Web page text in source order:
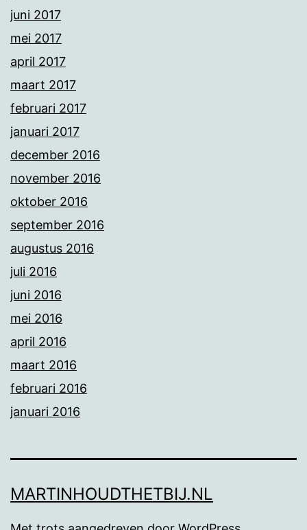
juni 2017
mei 2017
april 2017
maart 2017
februari 2017
januari 2017
december 2016
november 2016
oktober 2016
september 2016
augustus 2016
juli 2016
juni 2016
mei 2016
april 2016
maart 2016
februari 2016
januari 2016
MARTINHOUDTHETBIJ.NL